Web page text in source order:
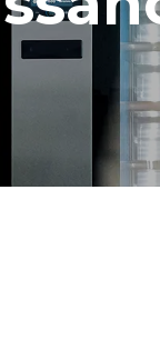
longs